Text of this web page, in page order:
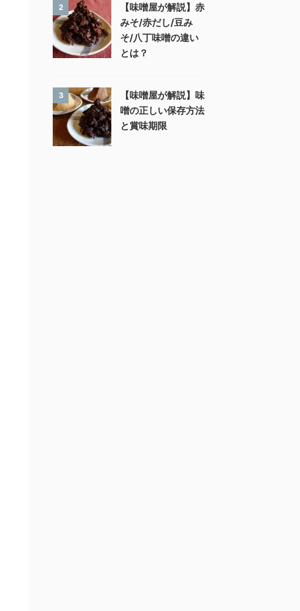
2
【味噌屋が解説】赤
みそ/赤だし/豆み
そ/八丁味噌の違い
とは？
3
【味噌屋が解説】味
噌の正しい保存方法
と賞味期限